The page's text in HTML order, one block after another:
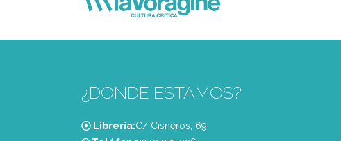
¿DONDE ESTAMOS?
Librería:C/ Cisneros, 69